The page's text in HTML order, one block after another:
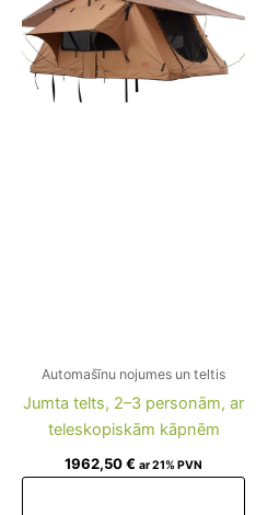
Automašīnu nojumes un teltis
Jumta telts, 2–3 personām, ar
teleskopiskām kāpnēm
1962,50€ ar 21% PVN